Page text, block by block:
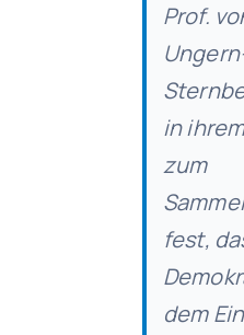
Prof.
in
zum
fest,
dem